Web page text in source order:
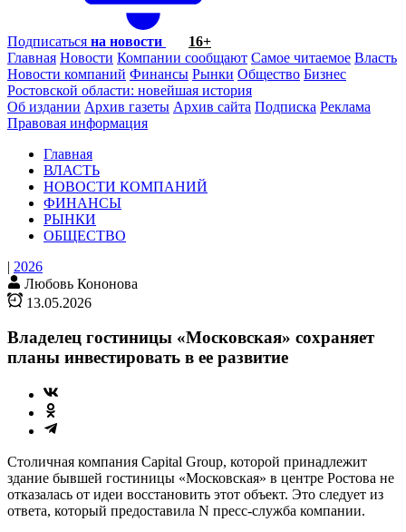
Подписаться на новости
16+
Главная Новости Компании сообщают Самое читаемое Власть
Новости компаний Финансы Рынки Общество Бизнес
Ростовской области: новейшая история
Об издании Архив газеты Архив сайта Подписка Реклама
Правовая информация
Главная
ВЛАСТЬ
НОВОСТИ КОМПАНИЙ
ФИНАНСЫ
РЫНКИ
ОБЩЕСТВО
| 2026
Любовь Кононова
13.05.2026
Владелец гостиницы «Московская» сохраняет
планы инвестировать в ее развитие
Столичная компания Capital Group, которой принадлежит
здание бывшей гостиницы «Московская» в центре Ростова не
отказалась от идеи восстановить этот объект. Это следует из
ответа, который предоставила N пресс-служба компании.